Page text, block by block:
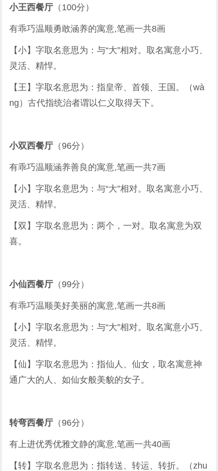
小王西餐厅 （100分）
有乖巧温顺勇敢涵养的寓意,笔画一共8画
【小】字取名意思为：与“大”相对。取名寓意小巧、
灵活、精悍。
【王】字取名意思为：指皇帝、首领、王国。（wà
ng）古代指统治者谓以仁义取得天下。
小双西餐厅 （96分）
有乖巧温顺涵养善良的寓意,笔画一共7画
【小】字取名意思为：与“大”相对。取名寓意小巧、
灵活、精悍。
【双】字取名意思为：两个，一对。取名寓意为双
喜。
小仙西餐厅 （99分）
有乖巧温顺美好美丽的寓意,笔画一共8画
【小】字取名意思为：与“大”相对。取名寓意小巧、
灵活、精悍。
【仙】字取名意思为：指仙人、仙女，取名寓意神
通广大的人、如仙女般美貌的女子。
转弯西餐厅 （96分）
有上进优秀优雅文静的寓意,笔画一共40画
【转】字取名意思为：指转送、转运、转折。（zhu